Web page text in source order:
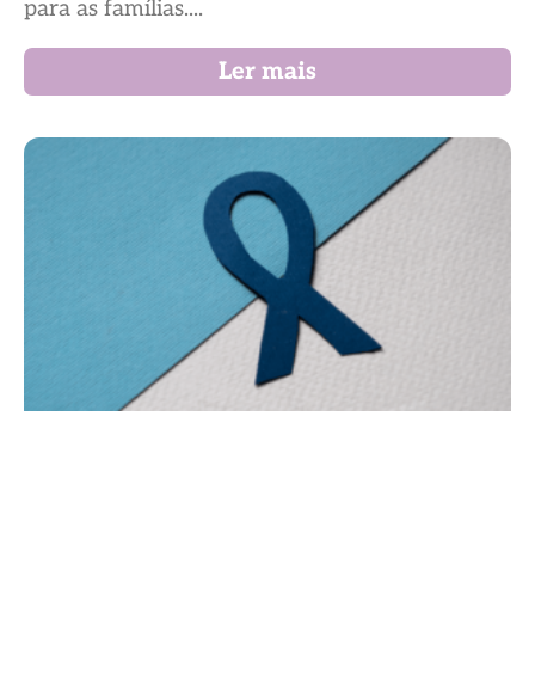
para as famílias....
Ler mais